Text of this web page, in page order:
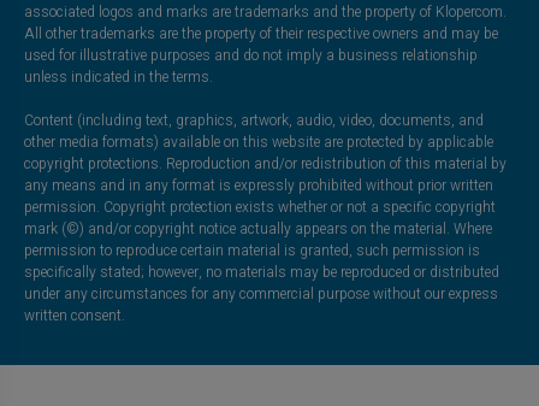
associated logos and marks are trademarks and the property of Klopercom.
All other trademarks are the property of their respective owners and may be
used for illustrative purposes and do not imply a business relationship
unless indicated in the terms.
Content (including text, graphics, artwork, audio, video, documents, and
other media formats) available on this website are protected by applicable
copyright protections. Reproduction and/or redistribution of this material by
any means and in any format is expressly prohibited without prior written
permission. Copyright protection exists whether or not a specific copyright
mark (©) and/or copyright notice actually appears on the material. Where
permission to reproduce certain material is granted, such permission is
specifically stated; however, no materials may be reproduced or distributed
under any circumstances for any commercial purpose without our express
written consent.